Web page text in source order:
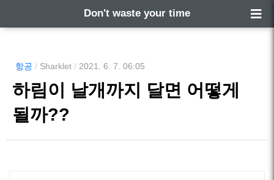
Don't waste your time
항공 / Sharklet / 2021. 6. 7. 06:05
하림이 날개까지 달면 어떻게
될까??